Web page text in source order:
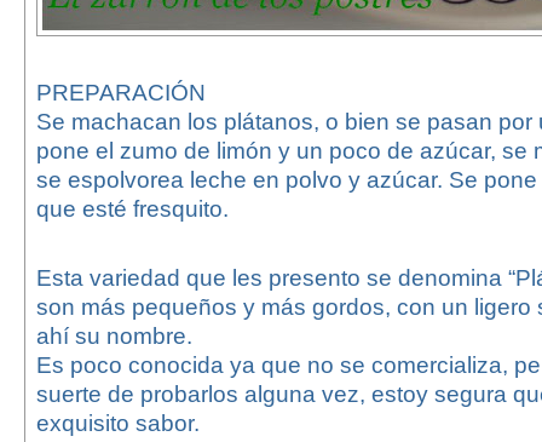
PREPARACIÓN
Se machacan los plátanos, o bien se pasan por
pone el zumo de limón y un poco de azúcar, se
se espolvorea leche en polvo y azúcar. Se
que esté fresquito.
Esta variedad que les presento se denomina
son más pequeños y más gordos, con un ligero
ahí su nombre.
Es poco conocida ya que no se comercializa,
suerte de probarlos alguna vez, estoy segura
exquisito sabor.